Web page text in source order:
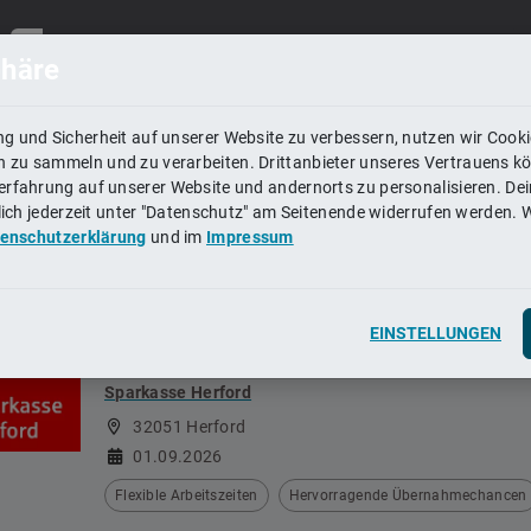
und Sicherheit auf unserer Website zu verbessern, nutzen wir
zu sammeln und zu verarbeiten. Drittanbieter unseres Vertrauens
auf unserer Website und andernorts zu personalisieren.
jederzeit unter "Datenschutz" am Seitenende widerrufen werden.
und im Impressum
EINSTELLUNGEN
Recht
BEGINN
2026
2027
93.800
Ausbildung zum/zur Bankkauffrau/-mann
Sparkasse Herford
32051 Herford
01.09.2026
Flexible Arbeitszeiten Hervorragende Übernahmechancen